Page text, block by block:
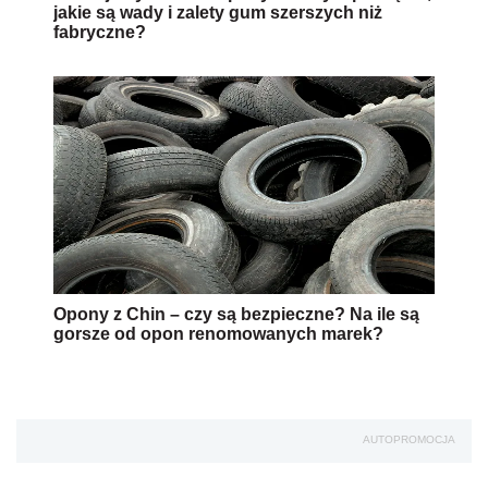
jakie są wady i zalety gum szerszych niż
fabryczne?
Opony z Chin – czy są bezpieczne? Na ile są
gorsze od opon renomowanych marek?
AUTOPROMOCJA